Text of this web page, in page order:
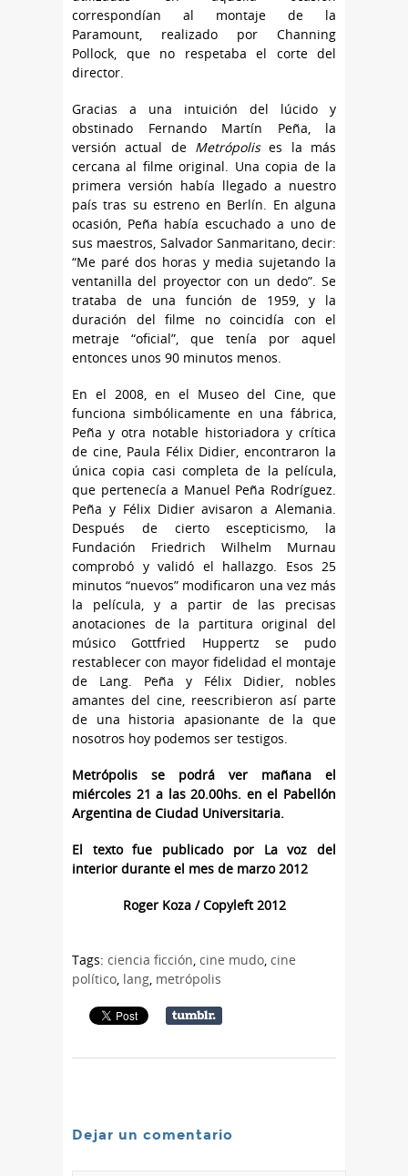
correspondían al montaje de la
Paramount, realizado por Channing
Pollock, que no respetaba el corte del
director.
Gracias a una intuición del lúcido y
obstinado Fernando Martín Peña, la
versión actual de Metrópolises la más
cercana al filme original. Una copia de la
primera versión había llegado a nuestro
país tras su estreno en Berlín. En alguna
ocasión, Peña había escuchado a uno de
sus maestros, Salvador Sanmaritano, decir:
“Me paré dos horas y media sujetando la
ventanilla del proyector con un dedo”. Se
trataba de una función de 1959, y la
duración del filme no coincidía con el
metraje “oficial”, que tenía por aquel
entonces unos 90 minutos menos.
En el 2008, en el Museo del Cine, que
funciona simbólicamente en una fábrica,
Peña y otra notable historiadora y crítica
de cine, Paula Félix Didier, encontraron la
única copia casi completa de la película,
que pertenecía a Manuel Peña Rodríguez.
Peña y Félix Didier avisaron a Alemania.
Después de cierto escepticismo, la
Fundación Friedrich Wilhelm Murnau
comprobó y validó el hallazgo. Esos 25
minutos “nuevos” modificaron una vez más
la película, y a partir de las precisas
anotaciones de la partitura original del
músico Gottfried Huppertz se pudo
restablecer con mayor fidelidad el montaje
de Lang. Peña y Félix Didier, nobles
amantes del cine, reescribieron así parte
de una historia apasionante de la que
nosotros hoy podemos ser testigos.
Metrópolis se podrá ver mañana el
miércoles 21 a las 20.00hs. en el Pabellón
Argentina de Ciudad Universitaria.
El texto fue publicado por La voz del
interior durante el mes de marzo 2012
Roger Koza / Copyleft 2012
Tags: ciencia ficción, cine mudo, cine
político, lang, metrópolis
Dejar un comentario